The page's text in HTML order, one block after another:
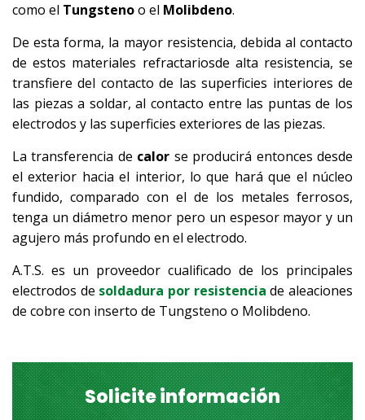
como el Tungstenoo el Molibdeno.
De esta forma, la mayor resistencia, debida al contacto
de estos materiales refractariosde alta resistencia, se
transfiere del contacto de las superficies interiores de
las piezas a soldar, al contacto entre las puntas de los
electrodos y las superficies exteriores de las piezas.
La transferencia de calor se producirá entonces desde
el exterior hacia el interior, lo que hará que el núcleo
fundido, comparado con el de los metales ferrosos,
tenga un diámetro menor pero un espesor mayor y un
agujero más profundo en el electrodo.
A.T.S. es un proveedor cualificado de los principales
electrodos de soldadura por resistencia de aleaciones
de cobre con inserto de Tungsteno o Molibdeno.
Solicite información